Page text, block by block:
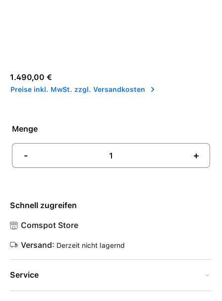
Verkaufspreis:
Regulärer Preis:
1.490,00 €
Preise inkl. MwSt. zzgl. Versandkosten
Menge
- +
Schnell zugreifen
Comspot Store
Versand: Derzeit nicht lagernd
Service